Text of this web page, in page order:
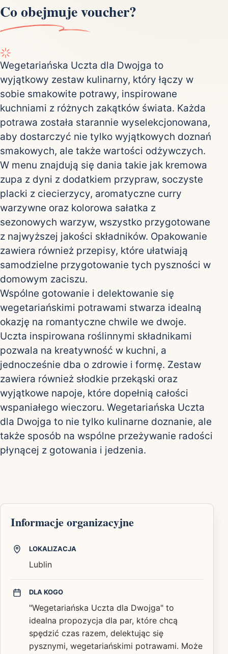
Co obejmuje voucher?
Wegetariańska Uczta dla Dwojga to
wyjątkowy zestaw kulinarny, który łączy w
sobie smakowite potrawy, inspirowane
kuchniami z różnych zakątków świata. Każda
potrawa została starannie wyselekcjonowana,
aby dostarczyć nie tylko wyjątkowych doznań
smakowych, ale także wartości odżywczych.
W menu znajdują się dania takie jak kremowa
zupa z dyni z dodatkiem przypraw, soczyste
placki z ciecierzycy, aromatyczne curry
warzywne oraz kolorowa sałatka z
sezonowych warzyw, wszystko przygotowane
z najwyższej jakości składników. Opakowanie
zawiera również przepisy, które ułatwiają
samodzielne przygotowanie tych pyszności w
domowym zaciszu.
Wspólne gotowanie i delektowanie się
wegetariańskimi potrawami stwarza idealną
okazję na romantyczne chwile we dwoje.
Uczta inspirowana roślinnymi składnikami
pozwala na kreatywność w kuchni, a
jednocześnie dba o zdrowie i formę. Zestaw
zawiera również słodkie przekąski oraz
wyjątkowe napoje, które dopełnią całości
wspaniałego wieczoru. Wegetariańska Uczta
dla Dwojga to nie tylko kulinarne doznanie, ale
także sposób na wspólne przeżywanie radości
płynącej z gotowania i jedzenia.
Informacje organizacyjne
LOKALIZACJA
Lublin
DLA KOGO
"Wegetariańska Uczta dla Dwojga" to
idealna propozycja dla par, które chcą
spędzić czas razem, delektując się
pysznymi, wegetariańskimi potrawami. Może